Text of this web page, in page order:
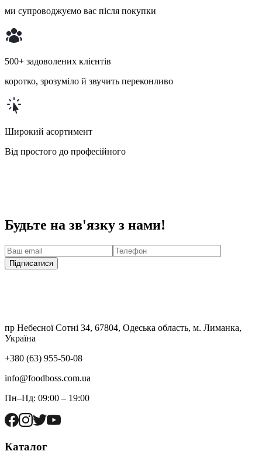
ми супроводжуємо вас після покупки
500+ задоволених клієнтів
коротко, зрозуміло й звучить переконливо
Широкий асортимент
Від простого до професійного
Будьте на зв'язку з нами!
Підписатися
пр Небесної Сотні 34, 67804, Одеська область, м. Лиманка,
Україна
+380 (63) 955-50-08
info@foodboss.com.ua
Пн–Нд: 09:00 – 19:00
Каталог